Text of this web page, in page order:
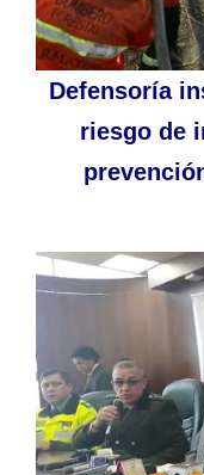
Defensoría
riesgo de